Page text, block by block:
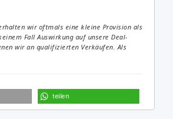
wir oftmals eine kleine Provision als
Fall Auswirkung auf unsere Deal-
wir an qualifizierten Verkäufen. Als
teilen